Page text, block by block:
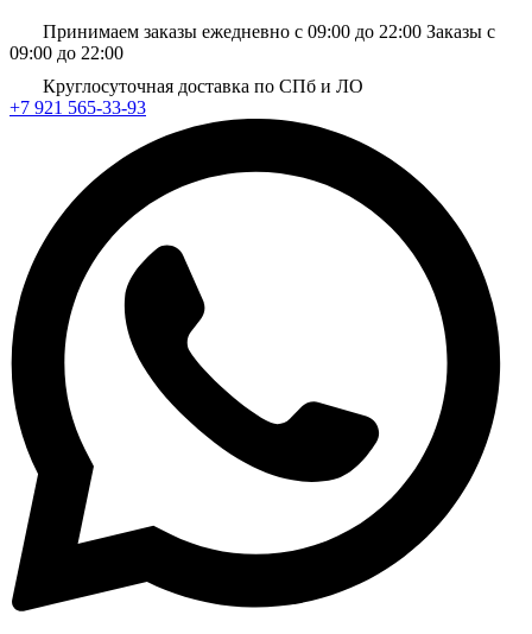
Принимаем заказы ежедневно с 09:00 до 22:00 Заказы с
09:00 до 22:00
Круглосуточная доставка по СПб и ЛО
+7 921 565-33-93